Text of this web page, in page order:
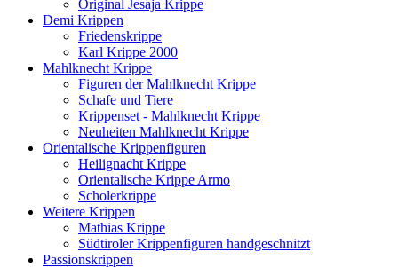
Original Jesaja Krippe
Demi Krippen
Friedenskrippe
Karl Krippe 2000
Mahlknecht Krippe
Figuren der Mahlknecht Krippe
Schafe und Tiere
Krippenset - Mahlknecht Krippe
Neuheiten Mahlknecht Krippe
Orientalische Krippenfiguren
Heilignacht Krippe
Orientalische Krippe Armo
Scholerkrippe
Weitere Krippen
Mathias Krippe
Südtiroler Krippenfiguren handgeschnitzt
Passionskrippen